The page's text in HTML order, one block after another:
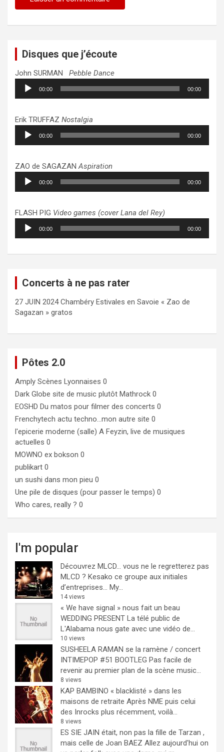
Disques que j’écoute
John SURMAN Pebble Dance
Lecteur
audio
00:00 00:00
Erik TRUFFAZ Nostalgia
Lecteur
audio
00:00 00:00
ZAO de SAGAZANAspiration
Lecteur
audio
00:00 00:00
FLASH PIG Video games (cover Lana del Rey)
Lecteur
audio
00:00 00:00
Concerts à ne pas rater
27 JUIN 2024 Chambéry Estivales en Savoie « Zao de
Sagazan » gratos
Pôtes 2.0
Amply Scènes Lyonnaises 0
Dark Globe site de music plutôt Mathrock 0
EOSHD Du matos pour filmer des concerts 0
Frenchytech actu techno…mon autre site 0
l'epicerie moderne (salle) A Feyzin, live de musiques
actuelles 0
MOWNO ex bokson 0
publikart 0
un sushi dans mon pieu 0
Une pile de disques (pour passer le temps) 0
Who cares, really ? 0
I'm popular
Découvrez MLCD… vous ne le regretterez pas
MLCD ? Kesako ce groupe aux initiales
d’entreprises… My...
14 views
« We have signal » nous fait un beau
WEDDING PRESENT La télé public de
L'Alabama nous gate avec une vidéo de...
10 views
SUSHEELA RAMAN se la ramène / concert
INTIMEPOP #51 BOOTLEG Pas facile de
revenir au premier plan de la scène music...
8 views
KAP BAMBINO « blacklisté » dans les
maisons de retraite Après NME puis celui
des Inrocks plus récemment, voilà...
8 views
ES SIE JAIN était, non pas la fille de Tarzan ,
mais celle de Joan BAEZ Allez aujourd'hui on